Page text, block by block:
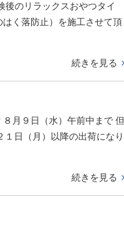
後のリラックスおやつタイ
く落防止）を施工させて頂
続きを見る
月９日（水）午前中まで 但
日（月）以降の出荷になり
続きを見る